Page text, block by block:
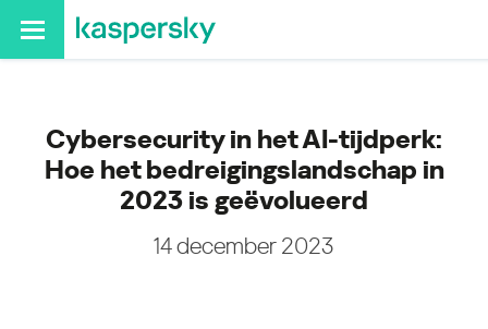
Cybersecurity in het AI-tijdperk:
Hoe het bedreigingslandschap in
2023 is geëvolueerd
14 december 2023